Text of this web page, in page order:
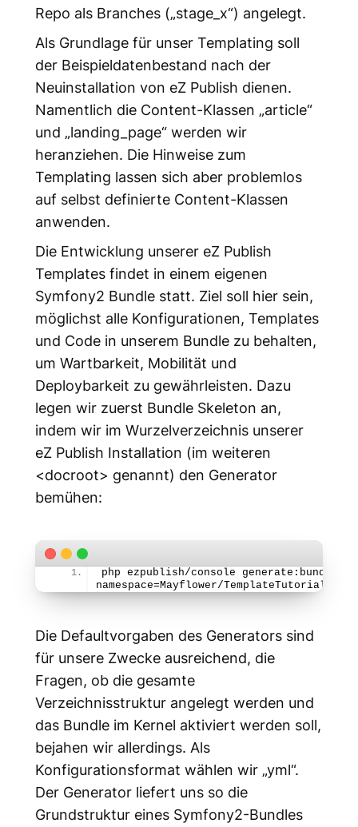
Repo als Branches („stage_x“) angelegt.
Als Grundlage für unser Templating soll
der Beispieldatenbestand nach der
Neuinstallation von eZ Publish dienen.
Namentlich die Content-Klassen „article“
und „landing_page“ werden wir
heranziehen. Die Hinweise zum
Templating lassen sich aber problemlos
auf selbst definierte Content-Klassen
anwenden.
Die Entwicklung unserer eZ Publish
Templates findet in einem eigenen
Symfony2 Bundle statt. Ziel soll hier sein,
möglichst alle Konfigurationen, Templates
und Code in unserem Bundle zu behalten,
um Wartbarkeit, Mobilität und
Deploybarkeit zu gewährleisten. Dazu
legen wir zuerst Bundle Skeleton an,
indem wir im Wurzelverzeichnis unserer
eZ Publish Installation (im weiteren
<docroot> genannt) den Generator
bemühen:
php ezpublish/console generate:bundle --
namespace=Mayflower/
Die Defaultvorgaben des Generators sind
für unsere Zwecke ausreichend, die
Fragen, ob die gesamte
Verzeichnisstruktur angelegt werden und
das Bundle im Kernel aktiviert werden soll,
bejahen wir allerdings. Als
Konfigurationsformat wählen wir „yml“.
Der Generator liefert uns so die
Grundstruktur eines Symfony2-Bundles